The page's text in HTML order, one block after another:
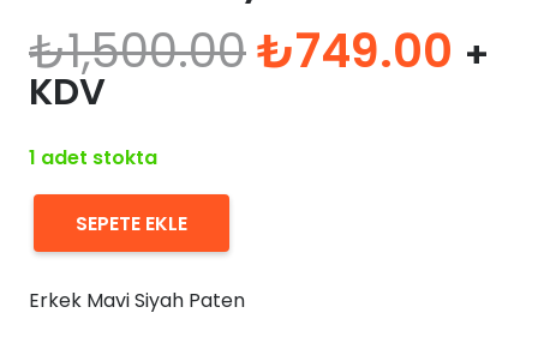
₺1,500.00Orijinal
fiyat:
₺749.00 Şu
+
KDV
1 adet stokta
Erkek
Siyah
SEPETE EKLE
Erkek Mavi Siyah Paten